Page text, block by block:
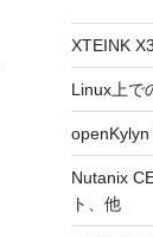
XTEINK
Linux上で
Nutanix
ト、他